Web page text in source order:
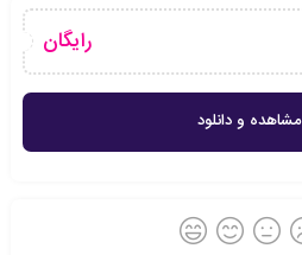
رایگان
مشاهده و دانلود